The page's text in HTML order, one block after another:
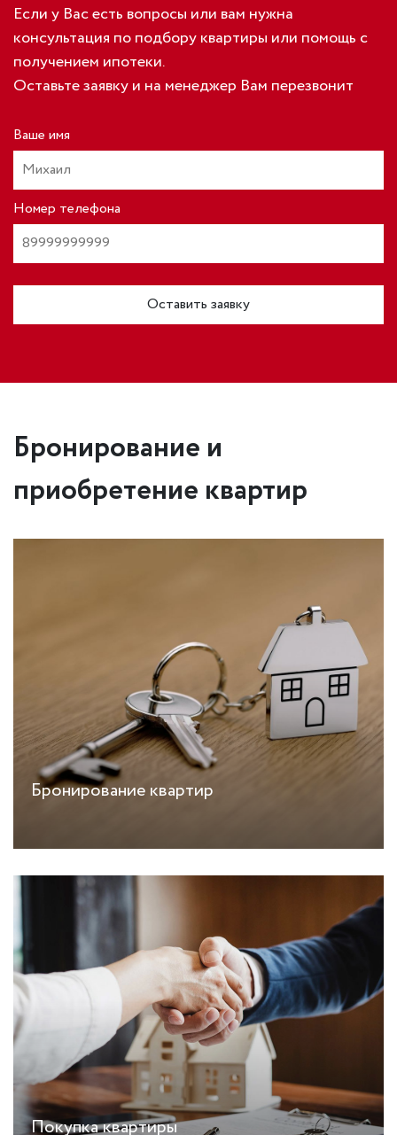
Если у Вас есть вопросы или вам нужна
консультация по подбору квартиры или помощь с
получением ипотеки.
Оставьте заявку и на менеджер Вам перезвонит
Ваше имя
Номер телефона
Оставить заявку
Бронирование и
приобретение квартир
Бронирование квартир
Покупка квартиры